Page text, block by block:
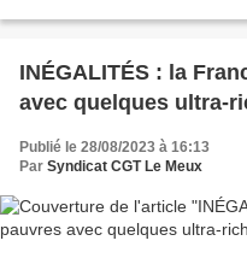
INÉGALITÉS : la
avec quelques ultra-
Publié le 28/08/2023 à 16:13
Par Syndicat CGT Le Meux